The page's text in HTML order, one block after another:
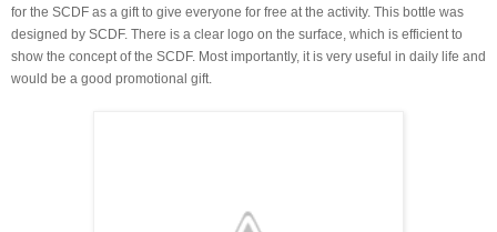
for the SCDF as a gift to give everyone for free at the activity. This bottle was
designed by SCDF. There is a clear logo on the surface, which is efficient to
show the concept of the SCDF. Most importantly, it is very useful in daily life and
would be a good promotional gift.